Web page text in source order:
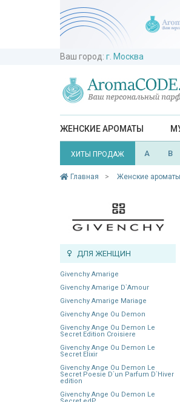
Ваш город: г. Москва
ЖЕНСКИЕ АРОМАТЫ
ХИТЫ ПРОДАЖ A B
Главная Женские ароматы
ДЛЯ ЖЕНЩИН
Givenchy Amarige
Givenchy Amarige D`Amour
Givenchy Amarige Mariage
Givenchy Ange Ou Demon
Givenchy Ange Ou Demon Le
Secret Edition Croisiere
Givenchy Ange Ou Demon Le
Secret Elixir
Givenchy Ange Ou Demon Le
Secret Poesie D`un Parfum D`Hiver
edition
Givenchy Ange Ou Demon Le